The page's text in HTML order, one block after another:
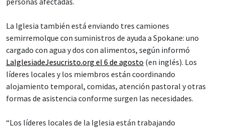
La Iglesia también está enviando tres camiones
semirremolque con suministros de ayuda a Spokane: uno
cargado con agua y dos con alimentos, según informó
LaIglesiadeJesucristo.org el 6 de agosto (en inglés). Los
líderes locales y los miembros están coordinando
alojamiento temporal, comidas, atención pastoral y otras
formas de asistencia conforme surgen las necesidades.
“Los líderes locales de la Iglesia están trabajando